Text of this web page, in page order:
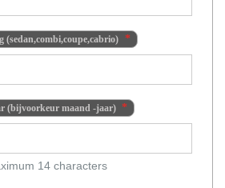
(sedan,combi,coupe,cabrio)
(bijvoorkeur maand -jaar)
14 characters